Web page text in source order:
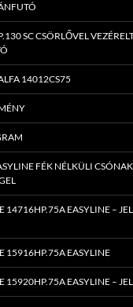
SC CSÖRLŐVEL
14012CS75
FÉK NÉLKÜLI
14716HP.75A EASYLINE –
15916HP.75A EASYLINE
15920HP.75A EASYLINE –